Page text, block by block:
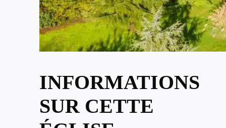
INFORMATIONS
SUR CETTE